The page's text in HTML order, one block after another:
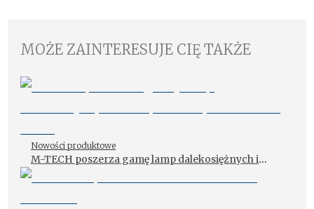
MOŻE ZAINTERESUJE CIĘ TAKŻE
Nowości produktowe
M-TECH poszerza gamę lamp dalekosiężnych i
lamp roboczych LED serii Black